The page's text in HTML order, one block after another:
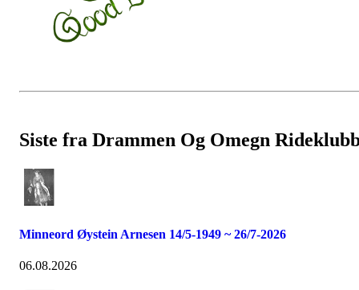
Siste fra Drammen Og Omegn
Minneord Øystein Arnesen 14/5-1949 ~ 26/7-2026
06.08.2026